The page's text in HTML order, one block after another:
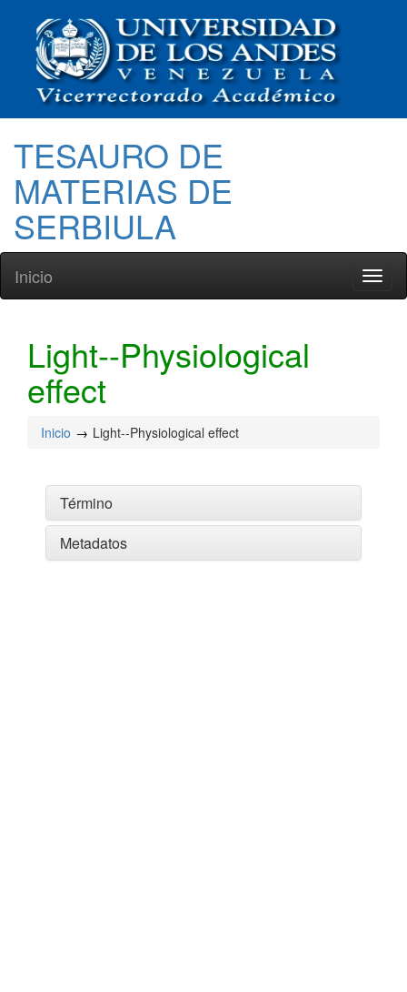
TESAURO DE
MATERIAS DE
SERBIULA
Inicio
Light--Physiological
effect
Inicio Light--Physiological effect
Término
Metadatos